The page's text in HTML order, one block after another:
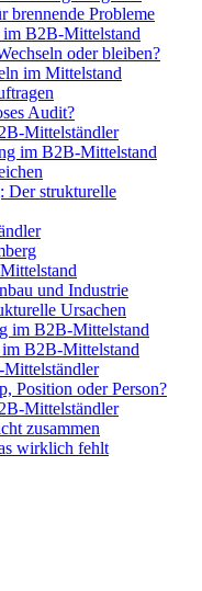
brennende Probleme
B2B-Mittelstand
oder bleiben?
im Mittelstand
Audit?
Mittelständler
im B2B-Mittelstand
Der strukturelle
und Industrie
Ursachen
im B2B-Mittelstand
B2B-Mittelstand
Position oder Person?
Mittelständler
zusammen
wirklich fehlt